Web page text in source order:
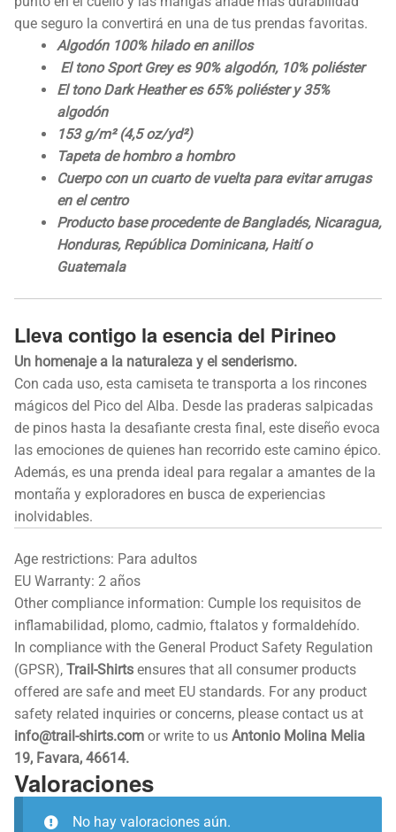
que seguro la convertirá en una de tus prendas favoritas.
Algodón 100% hilado en anillos
El tono Sport Grey es 90% algodón, 10% poliéster
El tono Dark Heather es 65% poliéster y 35%
algodón
153 g/m² (4,5 oz/yd²)
Tapeta de hombro a hombro
Cuerpo con un cuarto de vuelta para evitar arrugas
en el centro
Producto base procedente de Bangladés, Nicaragua,
Honduras, República Dominicana, Haití o
Guatemala
Lleva contigo la esencia del Pirineo
Un homenaje a la naturaleza y el senderismo.
Con cada uso, esta camiseta te transporta a los rincones
mágicos del Pico del Alba. Desde las praderas salpicadas
de pinos hasta la desafiante cresta final, este diseño evoca
las emociones de quienes han recorrido este camino épico.
Además, es una prenda ideal para regalar a amantes de la
montaña y exploradores en busca de experiencias
inolvidables.
Age restrictions: Para adultos
EU Warranty: 2 años
Other compliance information: Cumple los requisitos de
inflamabilidad, plomo, cadmio, ftalatos y formaldehído.
In compliance with the General Product Safety Regulation
(GPSR), Trail-Shirts ensures that all consumer products
offered are safe and meet EU standards. For any product
safety related inquiries or concerns, please contact us at
info@trail-shirts.com or write to us Antonio Molina Melia
19, Favara, 46614.
Valoraciones
No hay valoraciones aún.